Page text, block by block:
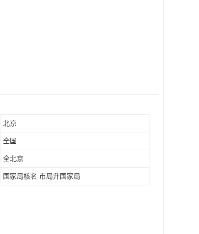
北京
全国
全北京
国家局核名 市局升国家局